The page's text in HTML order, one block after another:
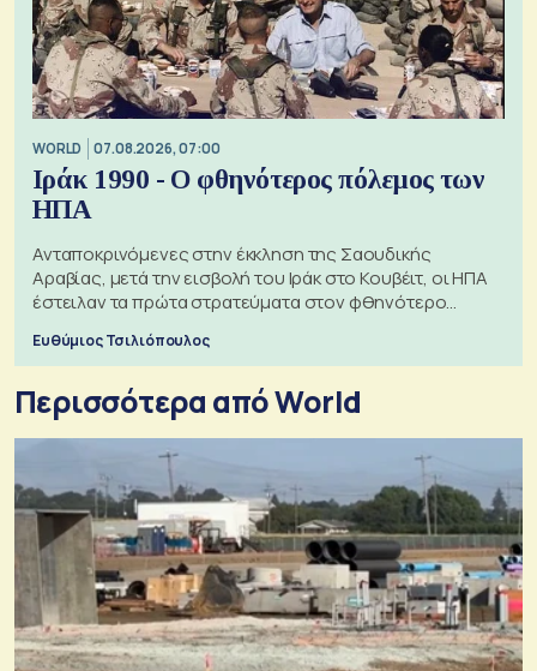
WORLD 07.08.2026, 07:00
Ιράκ 1990 - Ο φθηνότερος πόλεμος των
ΗΠΑ
Ανταποκρινόμενες στην έκκληση της Σαουδικής
Αραβίας, μετά την εισβολή του Ιράκ στο Κουβέιτ, οι ΗΠΑ
έστειλαν τα πρώτα στρατεύματα στον φθηνότερο
πόλεμο της ιστορίας τους
Ευθύμιος Τσιλιόπουλος
Περισσότερα από World